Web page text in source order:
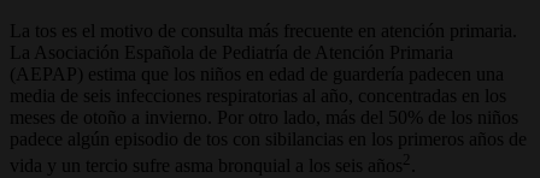
La tos es el motivo de consulta más frecuente en atención primaria.
La Asociación Española de Pediatría de Atención Primaria
(AEPAP) estima que los niños en edad de guardería padecen una
media de seis infecciones respiratorias al año, concentradas en los
meses de otoño a invierno. Por otro lado, más del 50% de los niños
padece algún episodio de tos con sibilancias en los primeros años de
vida y un tercio sufre asma bronquial a los seis años2